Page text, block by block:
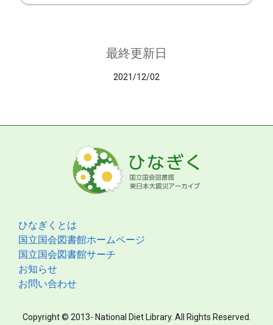
最終更新日
2021/12/02
ひなぎくとは
国立国会図書館ホームページ
国立国会図書館サーチ
お知らせ
お問い合わせ
Copyright © 2013- National Diet Library. All Rights Reserved.